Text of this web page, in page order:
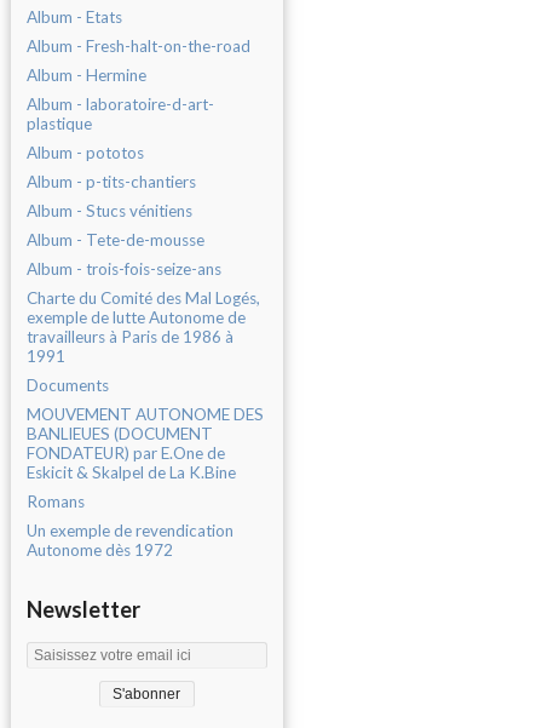
Album - Etats
Album - Fresh-halt-on-the-road
Album - Hermine
Album - laboratoire-d-art-
plastique
Album - pototos
Album - p-tits-chantiers
Album - Stucs vénitiens
Album - Tete-de-mousse
Album - trois-fois-seize-ans
Charte du Comité des Mal Logés,
exemple de lutte Autonome de
travailleurs à Paris de 1986 à
1991
Documents
MOUVEMENT AUTONOME DES
BANLIEUES (DOCUMENT
FONDATEUR) par E.One de
Eskicit & Skalpel de La K.Bine
Romans
Un exemple de revendication
Autonome dès 1972
Newsletter